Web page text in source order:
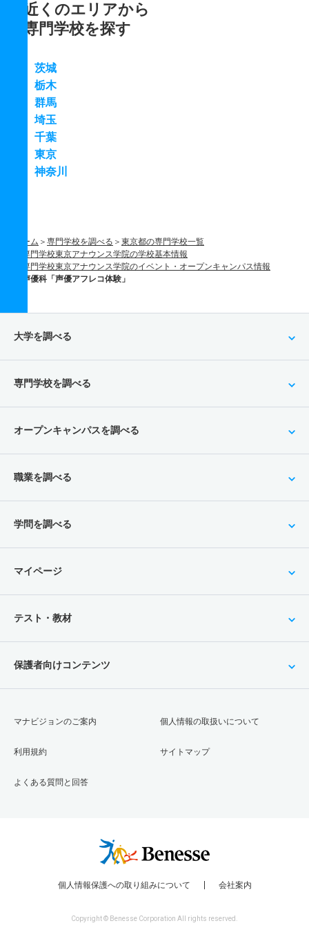
近くのエリアから
専門学校を探す
茨城
栃木
群馬
埼玉
千葉
東京
神奈川
ホーム 専門学校を調べる
東京都の専門学校一覧
専門学校東京アナウンス学院の学校基本情報
専門学校東京アナウンス学院のイベント・オープンキャンパス情報
声優科「声優アフレコ体験」
大学を調べる
専門学校を調べる
オープンキャンパスを調べる
職業を調べる
学問を調べる
マイページ
テスト・教材
保護者向けコンテンツ
マナビジョンのご案内
利用規約
よくある質問と回答
個人情報の取扱いについて
サイトマップ
個人情報保護への取り組みについて 会社案内
Copyright © Benesse Corporation All rights reserved.